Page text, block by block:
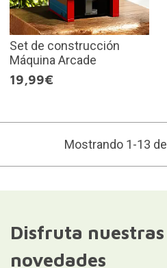
Set de construcción
Máquina Arcade
19,99€
Mostrando 1-13
Disfruta
novedades